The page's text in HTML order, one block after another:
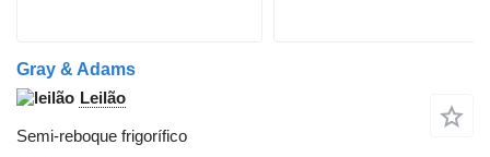
Gray & Adams
Leilão
Semi-reboque frigorífico